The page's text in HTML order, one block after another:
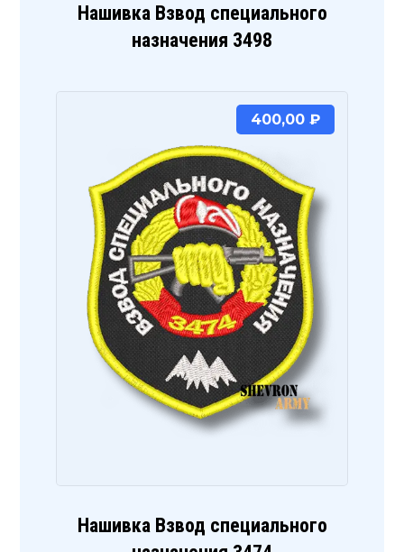
Нашивка Взвод специального
назначения 3498
Нашивка Взвод специального
400,00 ₽